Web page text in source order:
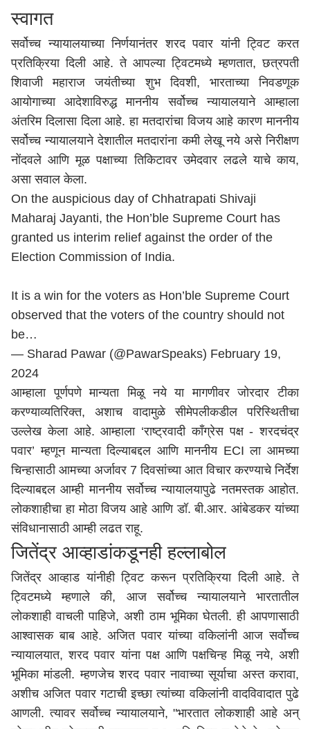
स्वागत
सर्वोच्च न्यायालयाच्या निर्णयानंतर शरद पवार यांनी ट्विट करत
प्रतिक्रिया दिली आहे. ते आपल्या ट्विटमध्ये म्हणतात, छत्रपती
शिवाजी महाराज जयंतीच्या शुभ दिवशी, भारताच्या निवडणूक
आयोगाच्या आदेशाविरुद्ध माननीय सर्वोच्च न्यायालयाने आम्हाला
अंतरिम दिलासा दिला आहे. हा मतदारांचा विजय आहे कारण माननीय
सर्वोच्च न्यायालयाने देशातील मतदारांना कमी लेखू नये असे निरीक्षण
नोंदवले आणि मूळ पक्षाच्या तिकिटावर उमेदवार लढले याचे काय,
असा सवाल केला.
On the auspicious day of Chhatrapati Shivaji
Maharaj Jayanti, the Hon’ble Supreme Court has
granted us interim relief against the order of the
Election Commission of India.
It is a win for the voters as Hon’ble Supreme Court
observed that the voters of the country should not
be…
— Sharad Pawar (@PawarSpeaks) February 19,
2024
आम्हाला पूर्णपणे मान्यता मिळू नये या मागणीवर जोरदार टीका
करण्याव्यतिरिक्त, अशाच वादामुळे सीमेपलीकडील परिस्थितीचा
उल्लेख केला आहे. आम्हाला ‘राष्ट्रवादी काँग्रेस पक्ष - शरदचंद्र
पवार’ म्हणून मान्यता दिल्याबद्दल आणि माननीय ECI ला आमच्या
चिन्हासाठी आमच्या अर्जावर 7 दिवसांच्या आत विचार करण्याचे निर्देश
दिल्याबद्दल आम्ही माननीय सर्वोच्च न्यायालयापुढे नतमस्तक आहोत.
लोकशाहीचा हा मोठा विजय आहे आणि डॉ. बी.आर. आंबेडकर यांच्या
संविधानासाठी आम्ही लढत राहू.
जितेंद्र आव्हाडांकडूनही हल्लाबोल
जितेंद्र आव्हाड यांनीही ट्विट करून प्रतिक्रिया दिली आहे. ते
ट्विटमध्ये म्हणाले की, आज सर्वोच्च न्यायालयाने भारतातील
लोकशाही वाचली पाहिजे, अशी ठाम भूमिका घेतली. ही आपणासाठी
आश्वासक बाब आहे. अजित पवार यांच्या वकिलांनी आज सर्वोच्च
न्यायालयात, शरद पवार यांना पक्ष आणि पक्षचिन्ह मिळू नये, अशी
भूमिका मांडली. म्हणजेच शरद पवार नावाच्या सूर्याचा अस्त करावा,
अशीच अजित पवार गटाची इच्छा त्यांच्या वकिलांनी वादविवादात पुढे
आणली. त्यावर सर्वोच्च न्यायालयाने, "भारतात लोकशाही आहे अन्